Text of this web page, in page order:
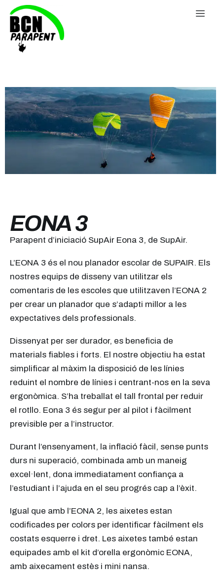
EONA 3
Parapent d’iniciació SupAir Eona 3, de SupAir.
L’EONA 3 és el nou planador escolar de SUPAIR. Els
nostres equips de disseny van utilitzar els
comentaris de les escoles que utilitzaven l’EONA 2
per crear un planador que s’adapti millor a les
expectatives dels professionals.
Dissenyat per ser durador, es beneficia de
materials fiables i forts. El nostre objectiu ha estat
simplificar al màxim la disposició de les línies
reduint el nombre de línies i centrant-nos en la seva
ergonòmica. S’ha treballat el tall frontal per reduir
el rotllo. Eona 3 és segur per al pilot i fàcilment
previsible per a l’instructor.
Durant l’ensenyament, la inflació fàcil, sense punts
durs ni superació, combinada amb un maneig
excel·lent, dona immediatament confiança a
l’estudiant i l’ajuda en el seu progrés cap a l’èxit.
Igual que amb l’EONA 2, les aixetes estan
codificades per colors per identificar fàcilment els
costats esquerre i dret. Les aixetes també estan
equipades amb el kit d’orella ergonòmic EONA,
amb aixecament estès i mini nansa.